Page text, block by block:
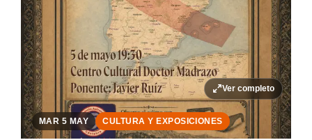
Ver completo
MAR 5 MAY CULTURA Y EXPOSICIONES